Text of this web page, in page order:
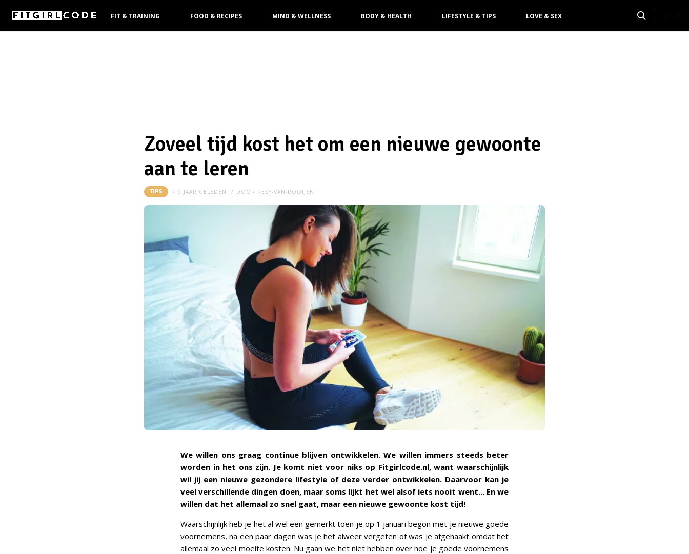
FIT & TRAINING FOOD & RECIPES MIND & WELLNESS BODY & HEALTH LIFESTYLE & TIPS LOVE & SEX
Zoveel tijd kost het om een nieuwe gewoonte
aan te leren
TIPS 9 JAAR GELEDEN DOOR RESY-VAN-ROOIJEN
We willen ons graag continue blijven ontwikkelen. We willen immers steeds beter
worden in het ons zijn. Je komt niet voor niks op Fitgirlcode.nl, want waarschijnlijk
wil jij een nieuwe gezondere lifestyle of deze verder ontwikkelen. Daarvoor kan je
veel verschillende dingen doen, maar soms lijkt het wel alsof iets nooit went... En we
willen dat het allemaal zo snel gaat, maar een nieuwe gewoonte kost tijd!
Waarschijnlijk heb je het al wel een gemerkt toen je op 1 januari begon met je nieuwe goede
voornemens, na een paar dagen was je het alweer vergeten of was je afgehaakt omdat het
allemaal zo veel moeite kosten. Nu gaan we het niet hebben over hoe je goede voornemens